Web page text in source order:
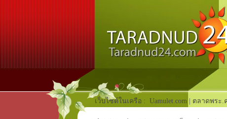
เว็บไซต์ในเครือ : Uamulet.com ตลาดพระ.